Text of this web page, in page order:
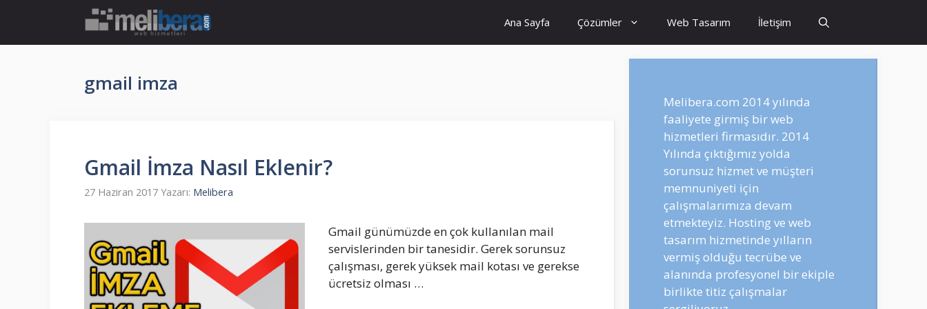
Ana Sayfa Çözümler Web Tasarım İletişim
gmail imza
Gmail İmza Nasıl Eklenir?
27 Haziran 2017 Yazarı: Melibera
Gmail günümüzde en çok kullanılan mail
servislerinden bir tanesidir. Gerek sorunsuz
çalışması, gerek yüksek mail kotası ve gerekse
ücretsiz olması …
Melibera.com 2014 yılında
faaliyete girmiş bir web
hizmetleri firmasıdır. 2014
Yılında çıktığımız yolda
sorunsuz hizmet ve müşteri
memnuniyeti için
çalışmalarımıza devam
etmekteyiz. Hosting ve web
tasarım hizmetinde yılların
vermiş olduğu tecrübe ve
alanında profesyonel bir ekiple
birlikte titiz çalışmalar